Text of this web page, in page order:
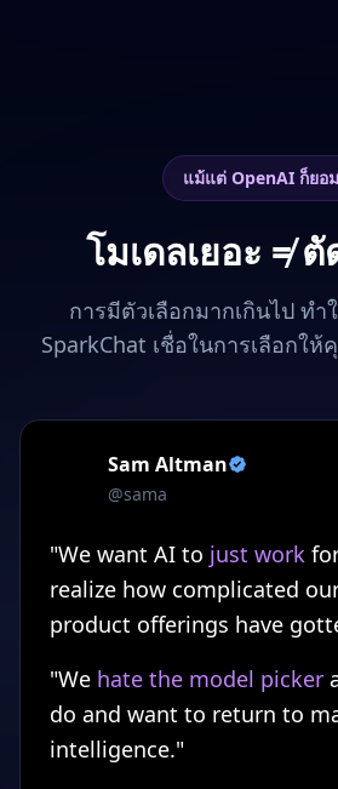
แม้แต่ OpenAI ก็ยอ
โมเดลเยอะ ≠
การมีตัวเลือกมากเกินไป ท
SparkChat เชื่อในการเลือกใ
Sam Altman
@sama
"We want AI to just work
realize how complicated
product offerings have
"We hate the model picker
do and want to return to
intelligence."